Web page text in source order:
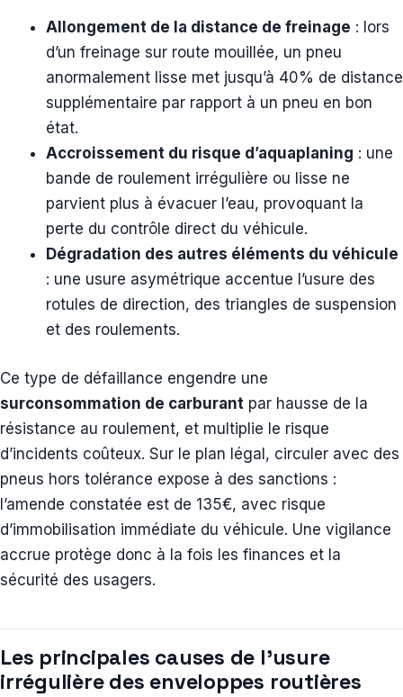
Allongement de la distance de freinage : lors
d’un freinage sur route mouillée, un pneu
anormalement lisse met jusqu’à 40% de distance
supplémentaire par rapport à un pneu en bon
état.
Accroissement du risque d’aquaplaning : une
bande de roulement irrégulière ou lisse ne
parvient plus à évacuer l’eau, provoquant la
perte du contrôle direct du véhicule.
Dégradation des autres éléments du véhicule
: une usure asymétrique accentue l’usure des
rotules de direction, des triangles de suspension
et des roulements.
Ce type de défaillance engendre une
surconsommation de carburant par hausse de la
résistance au roulement, et multiplie le risque
d’incidents coûteux. Sur le plan légal, circuler avec des
pneus hors tolérance expose à des sanctions :
l’amende constatée est de 135€, avec risque
d’immobilisation immédiate du véhicule. Une vigilance
accrue protège donc à la fois les finances et la
sécurité des usagers.
Les principales causes de l’usure
irrégulière des enveloppes routières